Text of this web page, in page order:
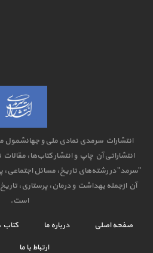
انتشارات سرمدی نمادی ملی و جهانشمول
انتشاراتی آن چاپ و انتشار کتاب‌ها،
"سرمد" در رشته‌های تاریخ، مسائل اجتماعی،
آن ازجمله بهداشت و درمان، پرستاری،
است.
صفحه اصلی درباره ما کتاب
ارتباط با ما